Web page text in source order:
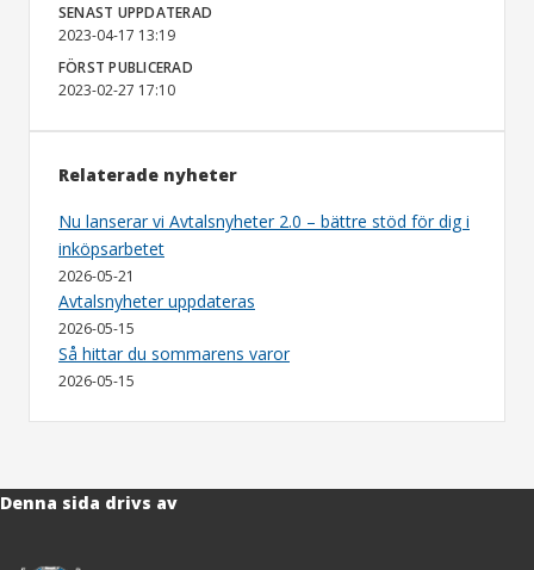
SENAST UPPDATERAD
2023-04-17 13:19
FÖRST PUBLICERAD
2023-02-27 17:10
Relaterade nyheter
Nu lanserar vi Avtalsnyheter 2.0 – bättre stöd för dig i
inköpsarbetet
2026-05-21
Avtalsnyheter uppdateras
2026-05-15
Så hittar du sommarens varor
2026-05-15
Denna sida drivs av